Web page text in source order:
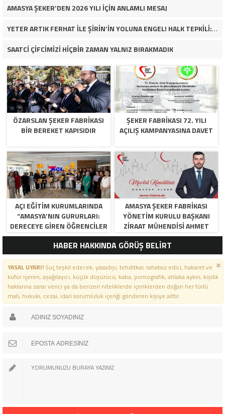
AMASYA ŞEKER’DEN 2026 YILI İÇİN ANLAMLI MESAJ
YETER ARTIK FERHAT İLE ŞİRİN’İN YOLUNA ENGEL! HALK TEPKİLİ: “YOLU KAPATMAK ÇÖZÜM DEĞİL, GÖREVİNİ YAP!”
SAATCİ ÇİFCİMİZİ HİÇBİR ZAMAN YALNIZ BIRAKMADIK
ÖZARSLAN ŞEKER FABRİKASI
BİR BEREKET KAPISIDIR
ŞEKER FABRİKASI 72. YILI
AÇILIŞ KAMPANYASINA DAVET
AÇI EĞİTİM KURUMLARINDA
“AMASYA’NIN GURURLARI:
DERECEYE GIREN ÖĞRENCILER
İÇIN ANLAMLI TÖREN”
AMASYA ŞEKER FABRIKASI
YÖNETIM KURULU BAŞKANI
ZIRAAT MÜHENDISI AHMET
ÖZARSLAN’IN MEVLID KANDILI
MESAJI
HABER HAKKINDA GÖRÜŞ BELİRT
YASAL UYARI!Suç teşkil edecek, yasadışı, tehditkar, rahatsız edici, hakaret ve
küfür içeren, aşağılayıcı, küçük düşürücü, kaba, pornografik, ahlaka aykırı, kişilik
haklarına zarar verici ya da benzeri niteliklerde içeriklerden doğan her türlü
mali, hukuki, cezai, idari sorumluluk içeriği gönderen kişiye aittir.